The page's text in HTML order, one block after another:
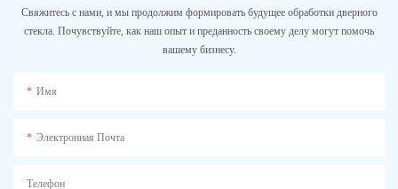
Свяжитесь с нами, и мы продолжим формировать будущее обработки дверного
стекла. Почувствуйте, как наш опыт и преданность своему делу могут помочь
вашему бизнесу.
Имя
Электронная Почта
Телефон